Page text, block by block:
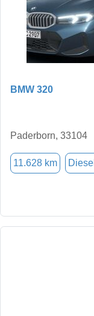
BMW 320
Paderborn, 33104
11.628 km Diesel